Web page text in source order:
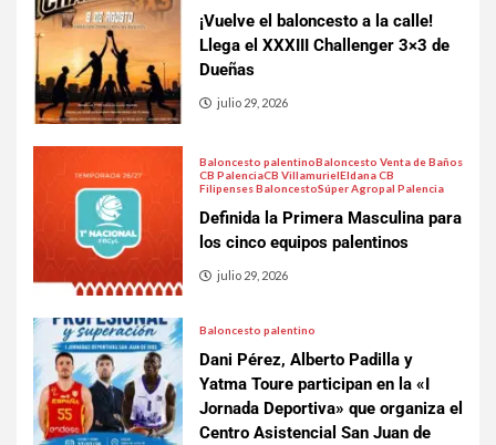
¡Vuelve el baloncesto a la calle!
Llega el XXXIII Challenger 3×3 de
Dueñas
julio 29, 2026
Baloncesto palentinoBaloncesto Venta de Baños
CB PalenciaCB VillamurielEldana CB
Filipenses BaloncestoSúper Agropal Palencia
Definida la Primera Masculina para
los cinco equipos palentinos
julio 29, 2026
Baloncesto palentino
Dani Pérez, Alberto Padilla y
Yatma Toure participan en la «I
Jornada Deportiva» que organiza el
Centro Asistencial San Juan de